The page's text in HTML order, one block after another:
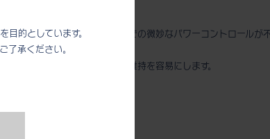
目的としています。
了承ください。
ーコントロール
元ででき、フットコントロールでの微妙なパワーコントロールが
アングルでは難しい低速回転の維持を容易にします。